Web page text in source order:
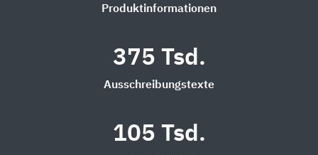
Produktinformationen
375 Tsd.
Ausschreibungstexte
105 Tsd.